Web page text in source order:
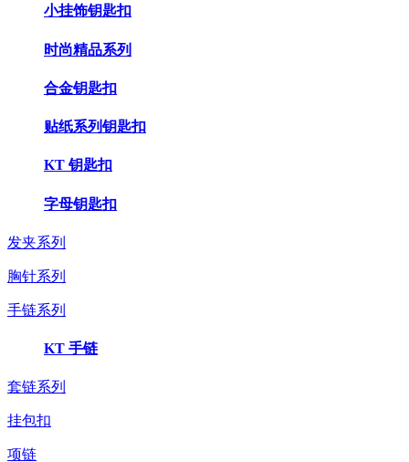
小挂饰钥匙扣
时尚精品系列
合金钥匙扣
贴纸系列钥匙扣
KT 钥匙扣
字母钥匙扣
发夹系列
胸针系列
手链系列
KT 手链
套链系列
挂包扣
项链